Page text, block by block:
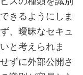
きるようにしま
、曖昧なセキュ
と考えられま
ずに外部公開さ